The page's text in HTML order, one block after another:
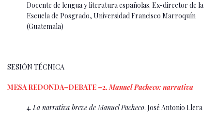
Docente de lengua y literatura españolas. Ex-director de la
Escuela de Posgrado, Universidad Francisco Marroquín
(Guatemala)
SESIÓN TÉCNICA
MESA REDONDA–DEBATE –2.Manuel Pacheco: narrativa
4.La narrativa breve de Manuel Pacheco. José Antonio Llera